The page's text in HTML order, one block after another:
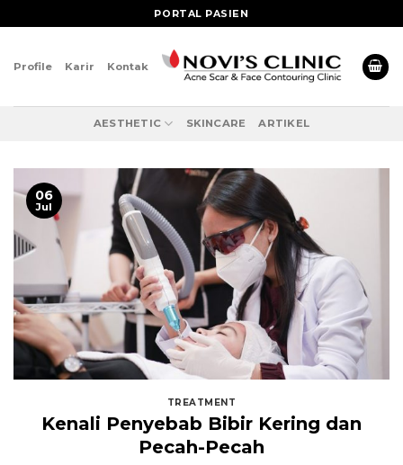
to
PORTAL PASIEN
Profile Karir Kontak
AESTHETIC SKINCARE ARTIKEL
06
Jul
TREATMENT
Kenali Penyebab Bibir Kering dan
Pecah-Pecah